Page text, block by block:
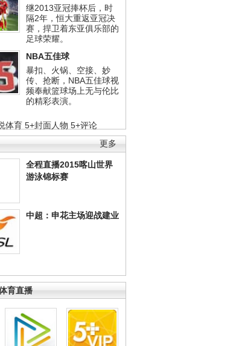
继2013亚冠捧杯后，时
隔2年，恒大重返亚冠决
赛，捍卫着东亚俱乐部的
足球荣耀。
NBA五佳球
暴扣、火锅、空接、妙
传、抢断，NBA五佳球视
频奉献篮球场上无与伦比
的精彩表演。
体育 5+封面人物 5+评论
更多
全程直播2015喀山世界
游泳锦标赛
中超：申花主场迎战建业
育直播